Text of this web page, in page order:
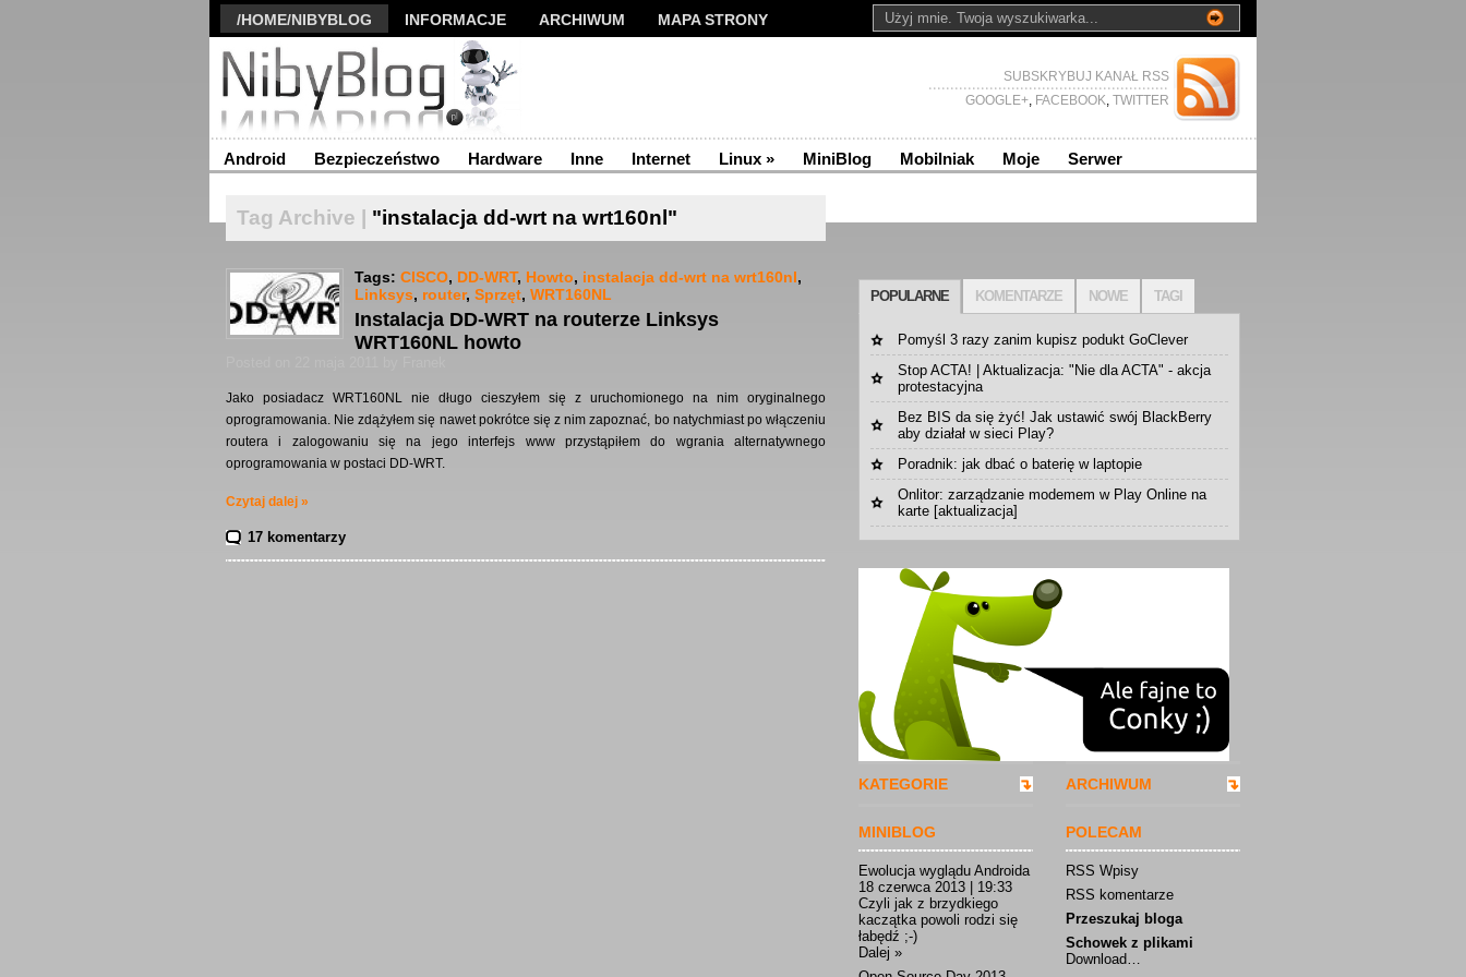
/HOME/NIBYBLOG INFORMACJE ARCHIWUM MAPA STRONY
SUBSKRYBUJ KANAŁ RSS
GOOGLE+, FACEBOOK, TWITTER
Android Bezpieczeństwo Hardware Inne Internet Linux » MiniBlog Mobilniak Moje Serwer
Tag Archive | "instalacja dd-wrt na wrt160nl"
Tags: CISCO, DD-WRT, Howto, instalacja dd-wrt na wrt160nl,
Linksys, router, Sprzęt, WRT160NL
Instalacja DD-WRT na routerze Linksys
WRT160NL howto
Jako posiadacz WRT160NL nie długo cieszyłem się z uruchomionego na nim oryginalnego
oprogramowania. Nie zdążyłem się nawet pokrótce się z nim zapoznać, bo natychmiast po włączeniu
routera i zalogowaniu się na jego interfejs www przystąpiłem do wgrania alternatywnego
oprogramowania w postaci DD-WRT.
Czytaj dalej »
17 komentarzy
POPULARNE KOMENTARZE NOWE TAGI
Pomyśl 3 razy zanim kupisz podukt GoClever
Stop ACTA! | Aktualizacja: "Nie dla ACTA" - akcja
protestacyjna
Bez BIS da się żyć! Jak ustawić swój BlackBerry
aby działał w sieci Play?
Poradnik: jak dbać o baterię w laptopie
Onlitor: zarządzanie modemem w Play Online na
karte [aktualizacja]
KATEGORIE
MINIBLOG
Ewolucja wyglądu Androida
18 czerwca 2013 | 19:33
Czyli jak z brzydkiego
kaczątka powoli rodzi się
łabędź ;-)
Dalej »
ARCHIWUM
POLECAM
RSS Wpisy
RSS komentarze
Przeszukaj bloga
Schowek z plikami
Download…